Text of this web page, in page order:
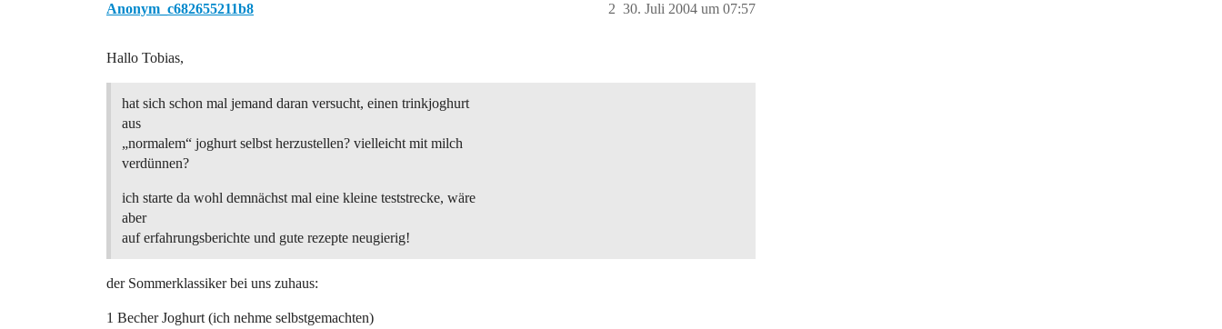
Anonym_c682655211b8 30. Juli 2004 um 07:57
2
Hallo Tobias,
hat sich schon mal jemand daran versucht, einen trinkjoghurt
aus
„normalem“ joghurt selbst herzustellen? vielleicht mit milch
verdünnen?
ich starte da wohl demnächst mal eine kleine teststrecke, wäre
aber
auf erfahrungsberichte und gute rezepte neugierig!
der Sommerklassiker bei uns zuhaus:
1 Becher Joghurt (ich nehme selbstgemachten)